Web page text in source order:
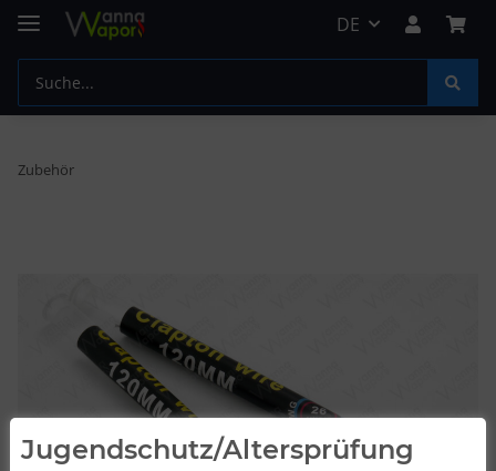
DE
Zubehör
Jugendschutz/Altersprüfung